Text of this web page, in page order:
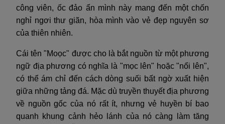
công viên, ốc đảo ẩn mình này mang đến một chốn
nghỉ ngơi thư giãn, hòa mình vào vẻ đẹp nguyên sơ
của thiên nhiên.
Cái tên "Moọc" được cho là bắt nguồn từ một phương
ngữ địa phương có nghĩa là "mọc lên" hoặc "nổi lên",
có thể ám chỉ đến cách dòng suối bất ngờ xuất hiện
giữa những tảng đá. Mặc dù truyền thuyết địa phương
về nguồn gốc của nó rất ít, nhưng vẻ huyền bí bao
quanh khung cảnh hẻo lánh của nó càng làm tăng